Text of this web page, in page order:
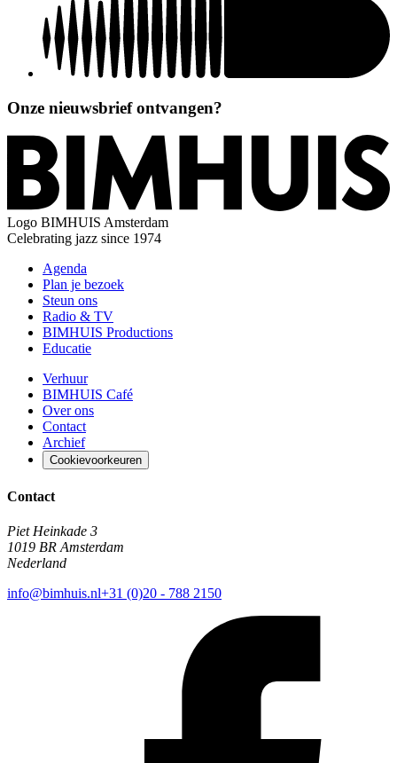
Onze nieuwsbrief ontvangen?
Logo BIMHUIS Amsterdam
Celebrating jazz since 1974
Agenda
Plan je bezoek
Steun ons
Radio & TV
BIMHUIS Productions
Educatie
Verhuur
BIMHUIS Café
Over ons
Contact
Archief
Cookievoorkeuren
Contact
Piet Heinkade 3
1019 BR Amsterdam
Nederland
info@bimhuis.nl+31 (0)20 - 788 2150